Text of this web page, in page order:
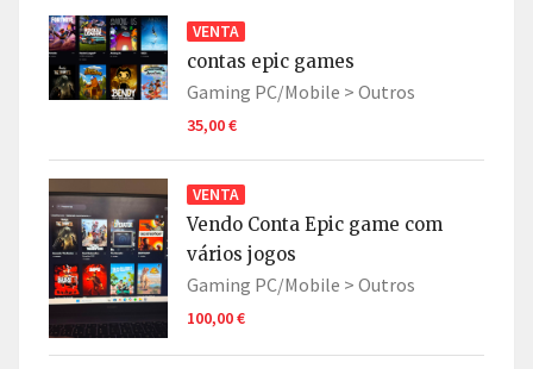
VENTA
contas epic games
Gaming PC/Mobile > Outros
35,00 €
VENTA
Vendo Conta Epic game com
vários jogos
Gaming PC/Mobile > Outros
100,00 €